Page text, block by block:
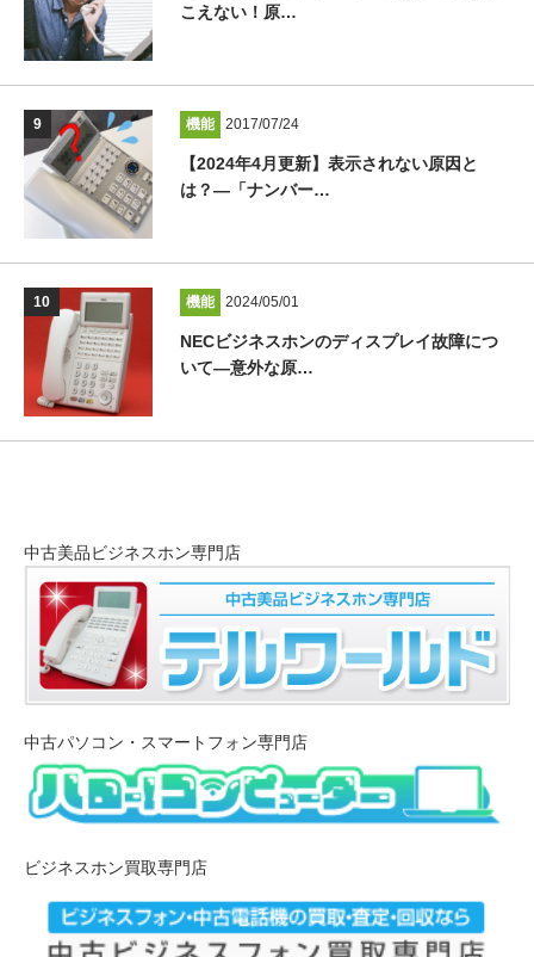
こえない！原…
機能 2017/07/24
【2024年4月更新】表示されない原因と
は？―「ナンバー…
機能 2024/05/01
NECビジネスホンのディスプレイ故障につ
いて―意外な原…
中古美品ビジネスホン専門店
中古パソコン・スマートフォン専門店
ビジネスホン買取専門店